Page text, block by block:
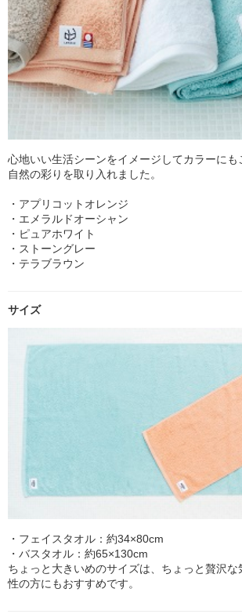
心地いい生活シーンをイメージしてカラーにも
自然の彩りを取り入れました。
・アプリコットオレンジ
・エメラルドオーシャン
・ピュアホワイト
・ストーングレー
・テラブラウン
サイズ
・フェイスタオル：約34×80cm
・バスタオル：約65×130cm
ちょっと大きいめのサイズは、ちょっと贅沢な
性の方にもおすすめです。